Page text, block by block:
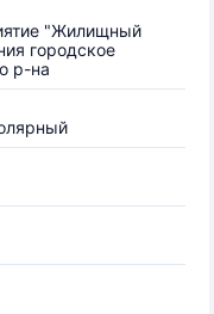
"Жилищный
городское
р-на